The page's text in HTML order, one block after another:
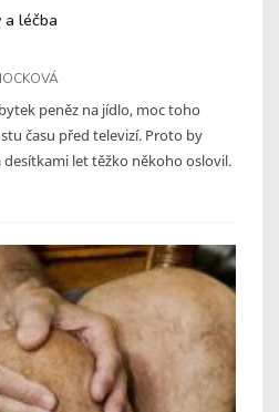
a léčba
peněz na jídlo, moc toho
času před televizí. Proto by
let těžko někoho oslovil.